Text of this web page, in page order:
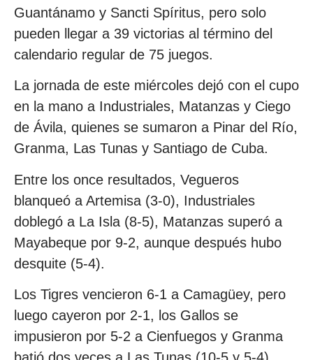
Guantánamo y Sancti Spíritus, pero solo
pueden llegar a 39 victorias al término del
calendario regular de 75 juegos.
La jornada de este miércoles dejó con el cupo
en la mano a Industriales, Matanzas y Ciego
de Ávila, quienes se sumaron a Pinar del Río,
Granma, Las Tunas y Santiago de Cuba.
Entre los once resultados, Vegueros
blanqueó a Artemisa (3-0), Industriales
doblegó a La Isla (8-5), Matanzas superó a
Mayabeque por 9-2, aunque después hubo
desquite (5-4).
Los Tigres vencieron 6-1 a Camagüey, pero
luego cayeron por 2-1, los Gallos se
impusieron por 5-2 a Cienfuegos y Granma